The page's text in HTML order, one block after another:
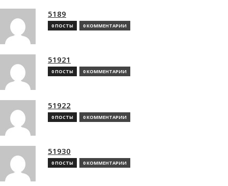
5189
0 ПОСТЫ 0 КОММЕНТАРИИ
51921
0 ПОСТЫ 0 КОММЕНТАРИИ
51922
0 ПОСТЫ 0 КОММЕНТАРИИ
51930
0 ПОСТЫ 0 КОММЕНТАРИИ